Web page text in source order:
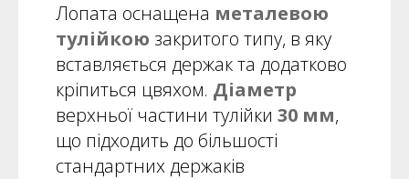
Лопата оснащена металевою
тулійкою закритого типу, в яку
вставляється держак та додатково
кріпиться цвяхом. Діаметр
верхньої частини тулійки 30 мм,
що підходить до більшості
стандартних держаків